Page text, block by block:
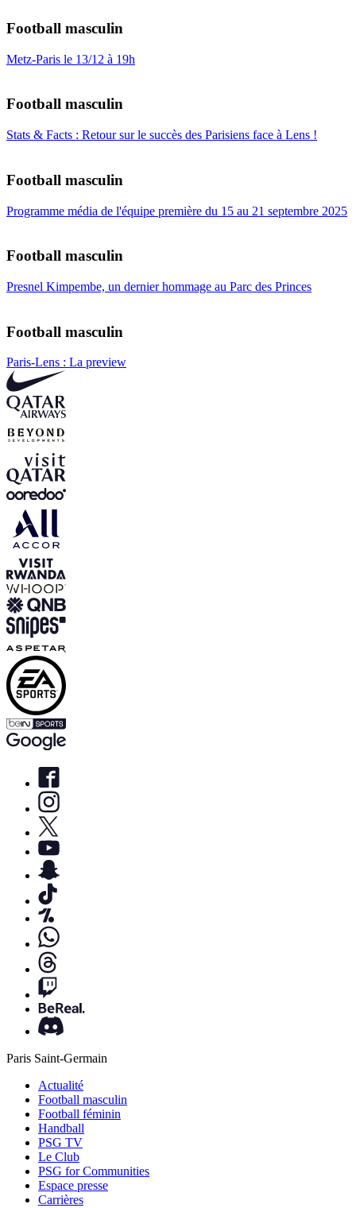
Football masculin
Metz-Paris le 13/12 à 19h
Football masculin
Stats & Facts : Retour sur le succès des Parisiens face à Lens !
Football masculin
Programme média de l'équipe première du 15 au 21 septembre 2025
Football masculin
Presnel Kimpembe, un dernier hommage au Parc des Princes
Football masculin
Paris-Lens : La preview
Paris Saint-Germain
Actualité
Football masculin
Football féminin
Handball
PSG TV
Le Club
PSG for Communities
Espace presse
Carrières